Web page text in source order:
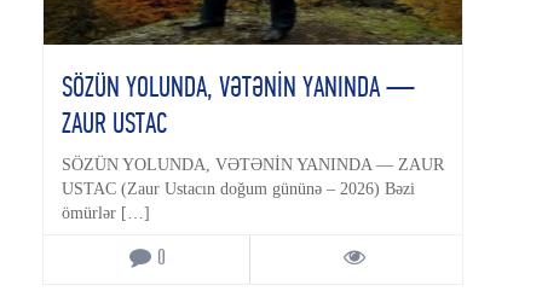
SÖZÜN YOLUNDA, VƏTƏNİN YANINDA —
ZAUR USTAC
SÖZÜN YOLUNDA, VƏTƏNİN YANINDA — ZAUR
USTAC (Zaur Ustacın doğum gününə – 2026) Bəzi
ömürlər […]
0